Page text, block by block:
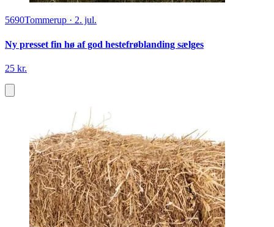
5690Tommerup · 2. jul.
Ny presset fin hø af god hestefrøblanding sælges
25 kr.